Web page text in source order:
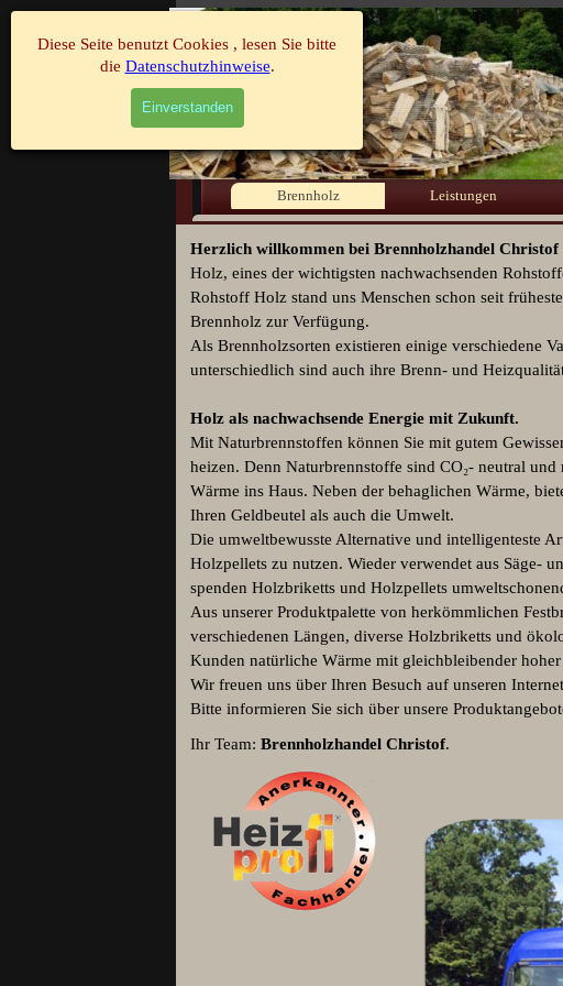
Diese Seite benutzt Cookies , lesen Sie bitte
die Datenschutzhinweise.
Einverstanden
Direkt zum Seiteninhalt
Brennholz Leistungen
Herzlich willkommen bei Brennholzhandel Christof
Holz, eines der wichtigsten nachwachsenden
Rohstoff Holz stand uns Menschen schon seit
Brennholz zur Verfügung.
Als Brennholzsorten existieren einige verschiedene
unterschiedlich sind auch ihre Brenn- und
Holz als nachwachsende Energie mit Zukunft.
Mit Naturbrennstoffen können Sie mit gutem
heizen. Denn Naturbrennstoffe sind CO₂- neutral
Wärme ins Haus. Neben der behaglichen Wärme,
Ihren Geldbeutel als auch die Umwelt.
Die umweltbewusste Alternative und intelligenteste
Holzpellets zu nutzen. Wieder verwendet aus Säge-
spenden Holzbriketts und Holzpellets
Aus unserer Produktpalette von herkömmlichen
verschiedenen Längen, diverse Holzbriketts und
Kunden natürliche Wärme mit gleichbleibender
Wir freuen uns über Ihren Besuch auf unseren
Bitte informieren Sie sich über unsere
Ihr Team: Brennholzhandel Christof.